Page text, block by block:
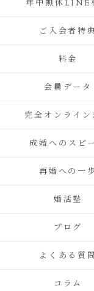
年中無休LINE
ご入会者特
料金
会員データ
完全オンライン
成婚へのスピ
再婚への一
婚活塾
ブログ
よくある質問
コラム